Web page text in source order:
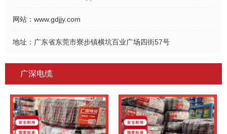
网站： www.gdjjy.com
地址： 广东省东莞市寮步镇横坑百业广场四街57号
广深电缆